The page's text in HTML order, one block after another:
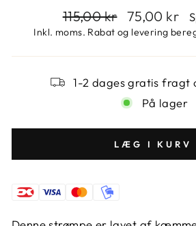
Pris
115,00 kr Udsalgspris
75,00 kr
Inkl. moms. Rabat og levering
1-2 dages gratis fragt
På lager
LÆG I KURV